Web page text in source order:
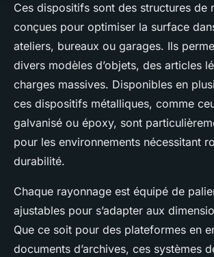
Ces dispositifs sont des structures de
conçues pour optimiser la surface
ateliers, bureaux ou garages. Ils
divers modèles d’objets, des articles
charges massives. Disponibles en
ces dispositifs métalliques, comme
galvanisé ou époxy, sont
pour les environnements nécessitant
durabilité.
Chaque rayonnage est équipé de
ajustables pour s’adapter aux
Que ce soit pour des plateformes en
documents d’archives, ces systèmes